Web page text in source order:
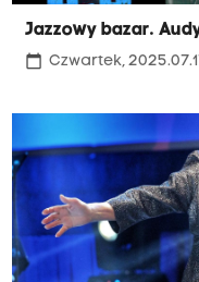
Jazzowy bazar.
calendar_today Czwartek,